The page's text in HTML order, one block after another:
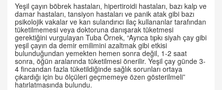
Yeşil çayın böbrek hastaları, hipertiroidi hastaları, bazı kalp ve
damar hastaları, tansiyon hastaları ve panik atak gibi bazı
psikolojik vakalar ve kan sulandırıcı ilaç kullananlar tarafından
tüketilmemesi veya doktoruna danışarak tüketmesi
gerektiğini vurgulayan Tuba Örnek, “Ayrıca tıpkı siyah çay gibi
yeşil çayın da demir emilimini azaltmak gibi etkisi
bulunduğundan yemekten hemen sonra değil, 1-2 saat
sonra, öğün aralarında tüketilmesi önerilir. Yeşil çay günde 3-
4 fincandan fazla tüketildiğinde sağlık sorunları ortaya
çıkardığı için bu ölçüleri geçmemeye özen gösterilmeli”
hatırlatmasında bulundu.